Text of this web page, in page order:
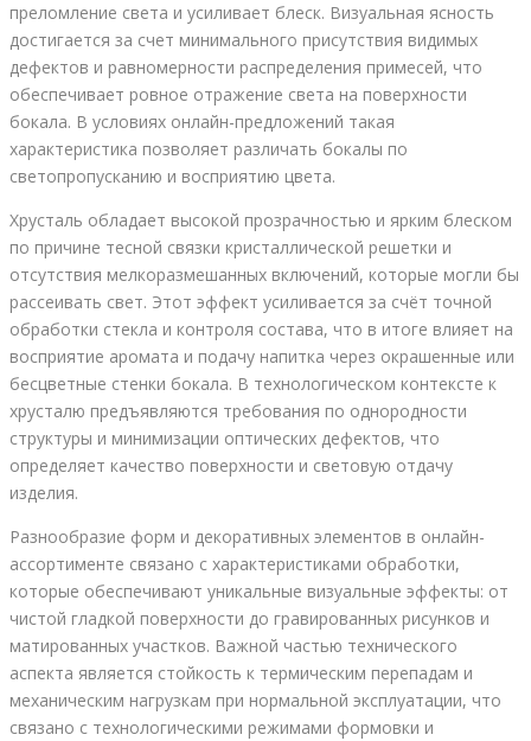
преломление света и усиливает блеск. Визуальная ясность
достигается за счет минимального присутствия видимых
дефектов и равномерности распределения примесей, что
обеспечивает ровное отражение света на поверхности
бокала. В условиях онлайн-предложений такая
характеристика позволяет различать бокалы по
светопропусканию и восприятию цвета.
Хрусталь обладает высокой прозрачностью и ярким блеском
по причине тесной связки кристаллической решетки и
отсутствия мелкоразмешанных включений, которые могли бы
рассеивать свет. Этот эффект усиливается за счёт точной
обработки стекла и контроля состава, что в итоге влияет на
восприятие аромата и подачу напитка через окрашенные или
бесцветные стенки бокала. В технологическом контексте к
хрусталю предъявляются требования по однородности
структуры и минимизации оптических дефектов, что
определяет качество поверхности и световую отдачу
изделия.
Разнообразие форм и декоративных элементов в онлайн-
ассортименте связано с характеристиками обработки,
которые обеспечивают уникальные визуальные эффекты: от
чистой гладкой поверхности до гравированных рисунков и
матированных участков. Важной частью технического
аспекта является стойкость к термическим перепадам и
механическим нагрузкам при нормальной эксплуатации, что
связано с технологическими режимами формовки и